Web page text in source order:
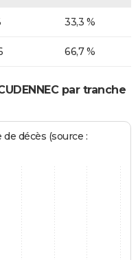
33,3 %
66,7 %
par tranche
décès (source :